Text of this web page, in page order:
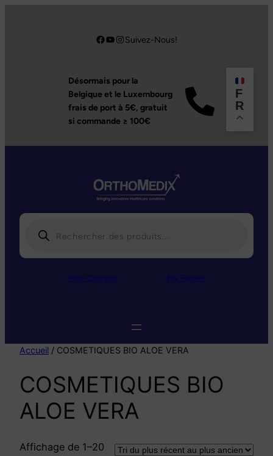
Facebook YouTube Instagram Suivez-Nous!
Désormais pour la
Belgique et le Luxembourg
frais de port à 5€, gratuit
si commande ≥ 100€
F
R
e
o
i
t
Mon Compte My Panier
Accueil / COSMETIQUES BIO ALOE VERA
COSMETIQUES BIO
ALOE VERA
Affichage de 1–20